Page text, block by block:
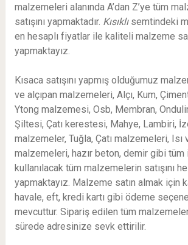
malzemeleri alanında A’dan Z’ye tüm
satışını yapmaktadır. Kısıklı semtindeki
en hesaplı fiyatlar ile kaliteli malzeme
yapmaktayız.
Kısaca satışını yapmış olduğumuz
ve alçıpan malzemeleri, Alçı, Kum,
Ytong malzemesi, Osb, Membran,
Şiltesi, Çatı kerestesi, Mahye, Lambiri,
malzemeler, Tuğla, Çatı malzemeleri, Isı
malzemeleri, hazır beton, demir gibi tüm
kullanılacak tüm malzemelerin satışını
yapmaktayız. Malzeme satın almak için
havale, eft, kredi kartı gibi ödeme
mevcuttur. Sipariş edilen tüm
sürede adresinize sevk ettirilir.